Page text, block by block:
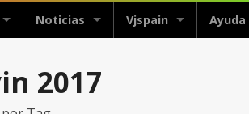
Noticias Vjspain Ayuda
2017